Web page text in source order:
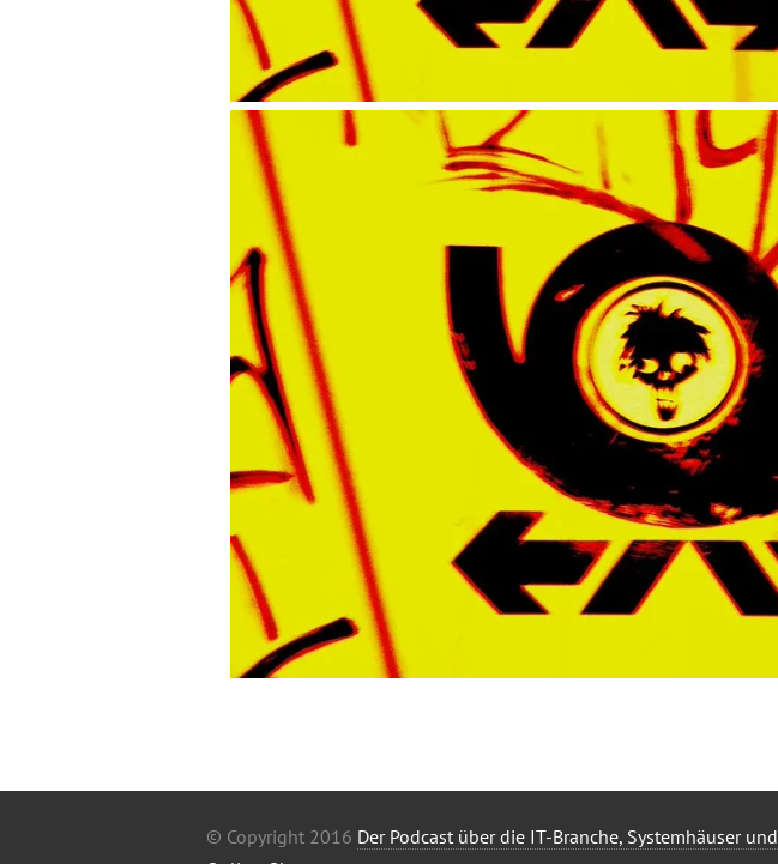
© Copyright 2016 Der Podcast über die IT-Branche, Systemhäuser und